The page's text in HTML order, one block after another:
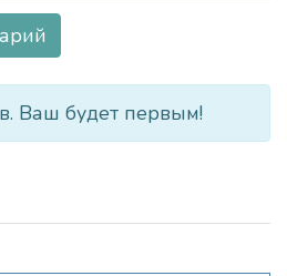
Ваш будет первым!